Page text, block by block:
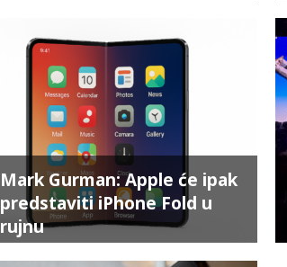
Mark Gurman: Apple će ipak
predstaviti iPhone Fold u
rujnu